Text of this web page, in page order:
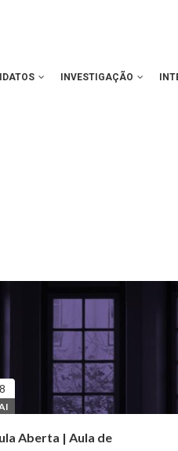
INVESTIGAÇÃO
Aberta | Aula de